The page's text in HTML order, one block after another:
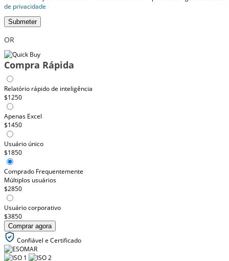
de privacidade
Submeter
OR
Compra Rápida
Relatório rápido de inteligência
$1250
Apenas Excel
$1450
Usuário único
$1850
Comprado Frequentemente
Múltiplos usuários
$2850
Usuário corporativo
$3850
Comprar agora
Confiável e Certificado